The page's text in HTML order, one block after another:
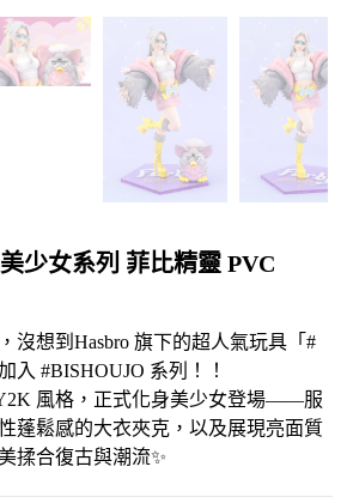
少女系列 菲比精靈 PVC
沒想到Hasbro 旗下的超人氣玩具「#
入 #BISHOUJO 系列！！
風格，正式化身美少女登場——服
蓬鬆感的大衣夾克，以及展現亮面質
揉合復古與潮流✨